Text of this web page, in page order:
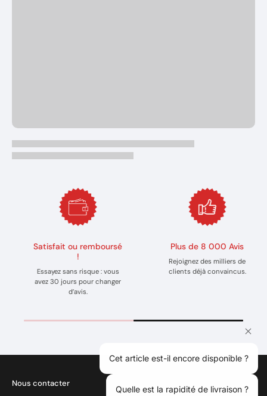
Satisfait ou remboursé
Essayez sans risque : vous
avez 30 jours pour changer
d’avis.
Plus de 8 000 Avis
Rejoignez des milliers de
clients déjà convaincus.
Nous contacter
Cet article est-il encore disponible ?
Quelle est la rapidité de livraison ?